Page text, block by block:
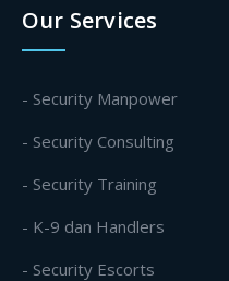
Our Services
- Security Manpower
- Security Consulting
- Security Training
- K-9 dan Handlers
- Security Escorts